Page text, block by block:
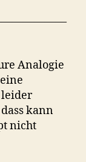
Analogie
leider
kann
nicht